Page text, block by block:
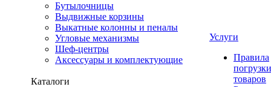
Бутылочницы
Выдвижные корзины
Выкатные колонны и пеналы
Угловые механизмы
Шеф-центры
Аксессуары и комплектующие
Каталоги
Услуги
Правила
погрузки
товаров